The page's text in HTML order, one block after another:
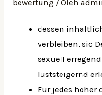
bewertung / Oleh
dessen
verbleiben, sic
sexuell
luststeigernd
Fur jedes hoher